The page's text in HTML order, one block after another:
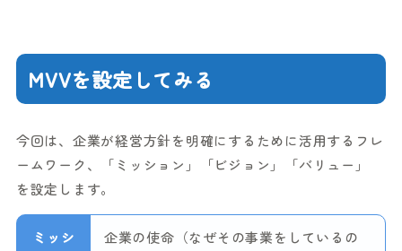
MVVを設定してみる
今回は、企業が経営方針を明確にするために活用するフレ
ームワーク、「ミッション」「ビジョン」「バリュー」
を設定します。
ミッシ
企業の使命（なぜその事業をしているの